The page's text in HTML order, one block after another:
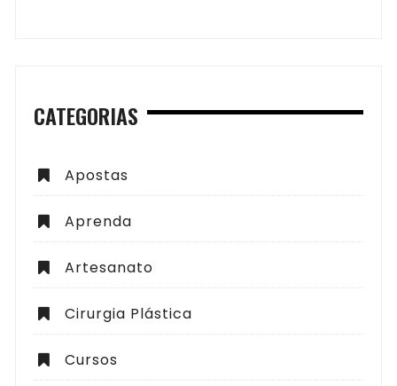
CATEGORIAS
Apostas
Aprenda
Artesanato
Cirurgia Plástica
Cursos